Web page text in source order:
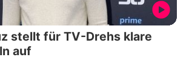
stellt für TV-Drehs klare
auf